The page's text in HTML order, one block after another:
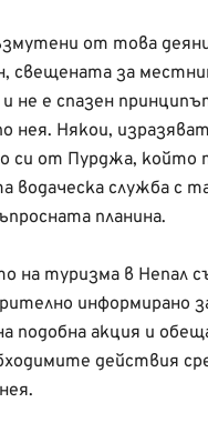
от това
свещената за
не е спазен
нея. Някои, изразяват
си от Пурджа, който
водаческа служба с
планина.
на туризма в Непал
информирано
подобна акция и
действия